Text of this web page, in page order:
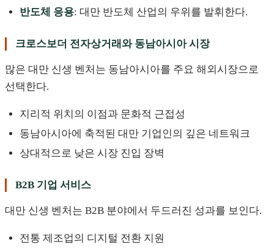
반도체 응용: 대만 반도체 산업의 우위를 발휘한다.
크로스보더 전자상거래와 동남아시아 시장
많은 대만 신생 벤처는 동남아시아를 주요 해외시장으로
선택한다.
지리적 위치의 이점과 문화적 근접성
동남아시아에 축적된 대만 기업인의 깊은 네트워크
상대적으로 낮은 시장 진입 장벽
B2B 기업 서비스
대만 신생 벤처는 B2B 분야에서 두드러진 성과를 보인다.
전통 제조업의 디지털 전환 지원